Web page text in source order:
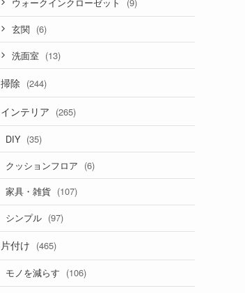
ウォークインクローゼット
玄関 (6)
洗面室 (13)
掃除 (244)
インテリア (265)
DIY (35)
クッションフロア (6)
家具・雑貨 (107)
シンプル (97)
片付け (465)
モノを減らす (106)